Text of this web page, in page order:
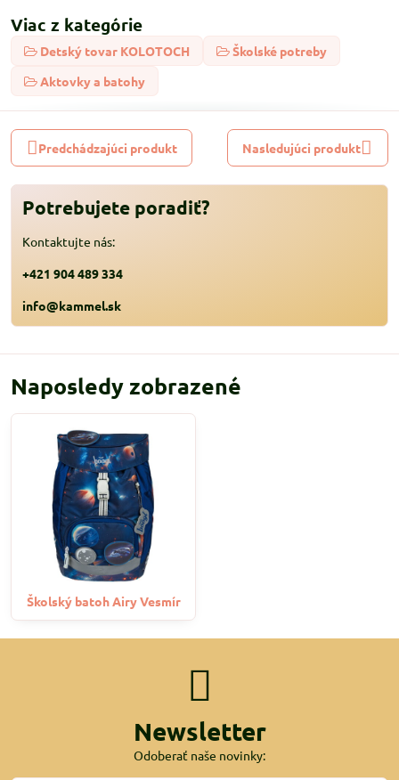
Viac z kategórie
Detský tovar KOLOTOCH
Školské potreby
Aktovky a batohy
Predchádzajúci produkt Nasledujúci produkt
Potrebujete poradiť?
Kontaktujte nás:
+421 904 489 334
info@kammel.sk
Naposledy zobrazené
Školský batoh Airy Vesmír
Newsletter
Odoberať naše novinky: